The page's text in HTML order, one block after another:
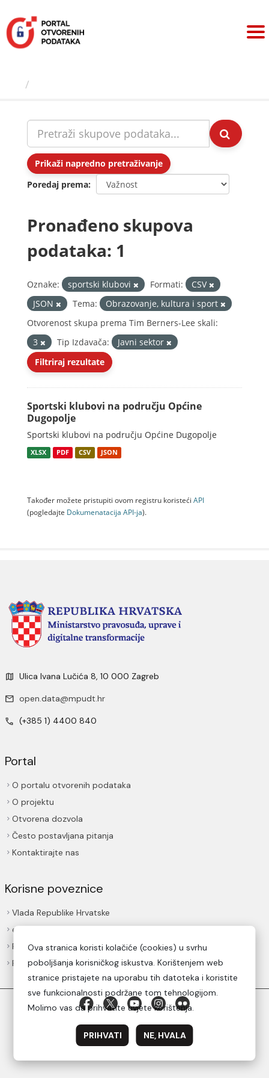
sadržaj
Prikaži napredno pretraživanje
Poredaj prema
Pronađeno skupova
podataka: 1
Oznake: sportski klubovi Formati:
CSV
JSON
Tema:
Obrazovanje, kultura i sport
Otvorenost skupa prema Tim Berners-Lee skali:
3
Tip Izdavača:
Javni sektor
Filtriraj rezultate
Sportski klubovi na području Općine
Dugopolje
Sportski klubovi na području Općine Dugopolje
XLSX PDF CSV JSON
Također možete pristupiti ovom registru koristeći API
(pogledajte Dokumenаtаcijа API-jа).